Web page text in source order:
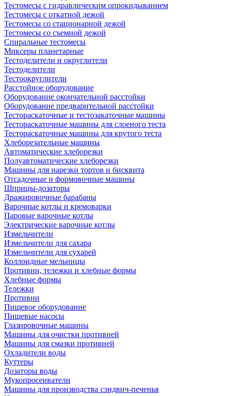
Тестомесы с гидравлическим опрокидыванием
Тестомесы с откатной дежой
Тестомесы со стационарной дежой
Тестомесы со съемной дежой
Спиральные тестомесы
Миксеры планетарные
Тестоделители и округлители
Тестоделители
Тестоокруглители
Расстойное оборудование
Оборудование окончательной расстойки
Оборудование предварительной расстойки
Тестораскаточные и тестозакаточные машины
Тестораскаточные машины для слоеного теста
Тестораскаточные машины для крутого теста
Хлеборезательные машины
Автоматические хлеборезки
Полуавтоматические хлеборезки
Машины для нарезки тортов и бисквита
Отсадочные и формовочные машины
Шприцы-дозаторы
Дражировочные барабаны
Варочные котлы и кремоварки
Паровые варочные котлы
Электрические варочные котлы
Измельчители
Измельчители для сахара
Измельчители для сухарей
Коллоидные мельницы
Противни, тележки и хлебные формы
Хлебные формы
Тележки
Противни
Пищевое оборудование
Пищевые насосы
Глазировочные машины
Машины для очистки противней
Машины для смазки противней
Охладители воды
Куттеры
Дозаторы воды
Мукопросеиватели
Машины для производства сэндвич-печенья